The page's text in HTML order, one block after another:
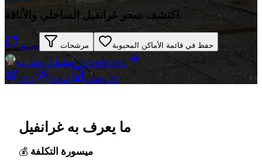
اكتشف سحر غرانفيل الساحلي والأناقة.
دوره مرشحات حفظ في قائمة الأماكن المحبوبة
خطط لرحلة مع TravelBot AI
رحلات
فنادق 23.7°C
ما يعرف به غرانفيل
ميسورة التكلفة